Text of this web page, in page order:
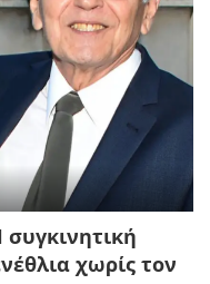
χωρίς τον